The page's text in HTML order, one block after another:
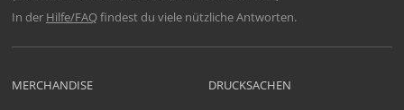
In der Hilfe/FAQfindest du viele nützliche Antworten.
MERCHANDISE DRUCKSACHEN